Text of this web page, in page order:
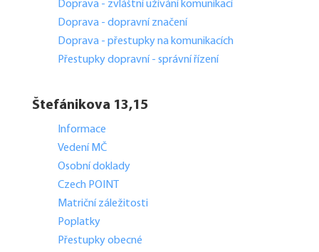
Doprava - zvláštní užívání komunikací
Doprava - dopravní značení
Doprava - přestupky na komunikacích
Přestupky dopravní - správní řízení
Štefánikova 13,15
Informace
Vedení MČ
Osobní doklady
Czech POINT
Matriční záležitosti
Poplatky
Přestupky obecné